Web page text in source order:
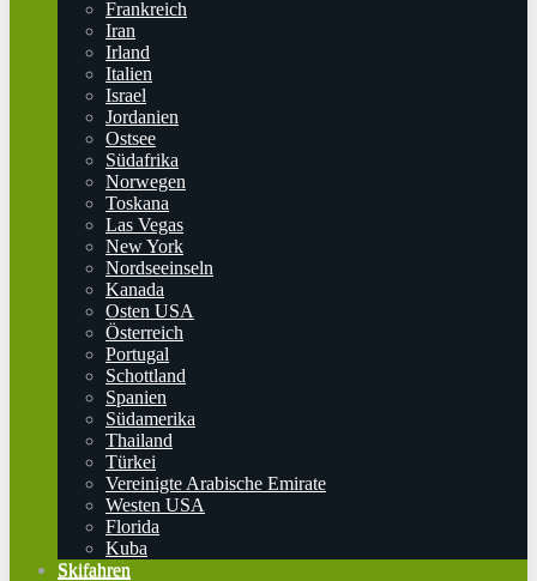
Frankreich
Iran
Irland
Italien
Israel
Jordanien
Ostsee
Südafrika
Norwegen
Toskana
Las Vegas
New York
Nordseeinseln
Kanada
Osten USA
Österreich
Portugal
Schottland
Spanien
Südamerika
Thailand
Türkei
Vereinigte Arabische Emirate
Westen USA
Florida
Kuba
Skifahren